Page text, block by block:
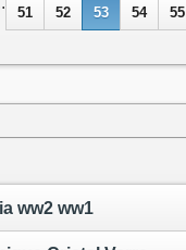
51 52 53 54 55
ww2 ww1